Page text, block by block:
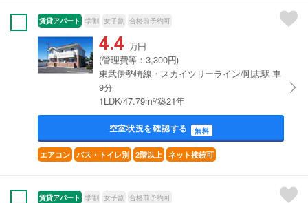
賃貸アパート 学割 女子割 合格前予約可
4.4 万円
(管理費等：3,300円)
東武伊勢崎線・スカイツリーライン/剛志駅 車
9分
1LDK/47.79m²/築21年
空室状況を確認する 無料
エアコン バス・トイレ別 2階以上 ネット接続可
賃貸アパート 学割 女子割 合格前予約可